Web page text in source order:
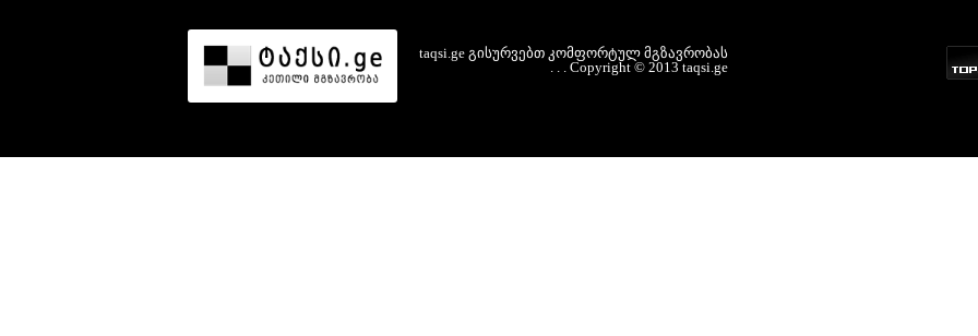
taqsi.ge გისურვებთ კომფორტულ მგზავრობას
. . . Copyright © 2013 taqsi.ge